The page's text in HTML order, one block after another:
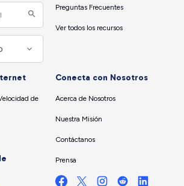
Preguntas Frecuentes
Ver todos los recursos
de
Conecta con Nosotros
Acerca de Nosotros
Nuestra Misión
Contáctanos
Prensa